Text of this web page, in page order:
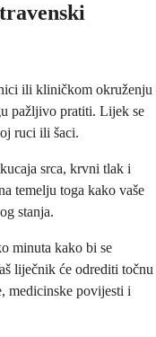
ili kliničkom okruženju
pažljivo pratiti. Lijek se
ruci ili šaci.
srca, krvni tlak i
temelju toga kako vaše
stanja.
minuta kako bi se
liječnik će odrediti točnu
medicinske povijesti i